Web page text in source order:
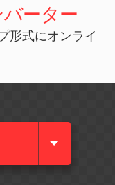
ーター
形式にオンライ